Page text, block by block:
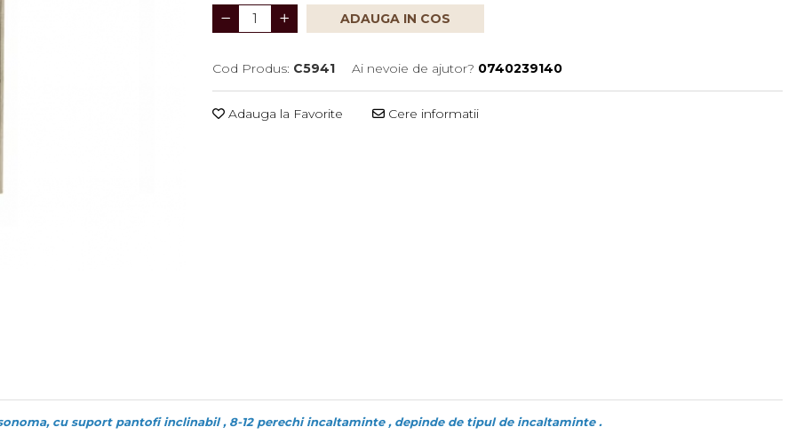
ADAUGA IN COS
Cod Produs: C5941 Ai nevoie de ajutor? 0740239140
Adauga la Favorite Cere informatii
cu suport pantofi inclinabil , 8-12 perechi incaltaminte , depinde de tipul de incaltaminte .